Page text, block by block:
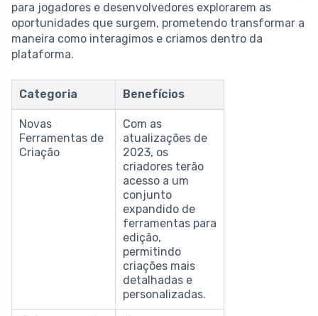
para jogadores e desenvolvedores explorarem as
oportunidades que surgem, prometendo transformar a
maneira como interagimos e criamos dentro da
plataforma.
Categoria Benefícios
Novas
Ferramentas de
Criação
Com as
atualizações de
2023, os
criadores terão
acesso a um
conjunto
expandido de
ferramentas para
edição,
permitindo
criações mais
detalhadas e
personalizadas.